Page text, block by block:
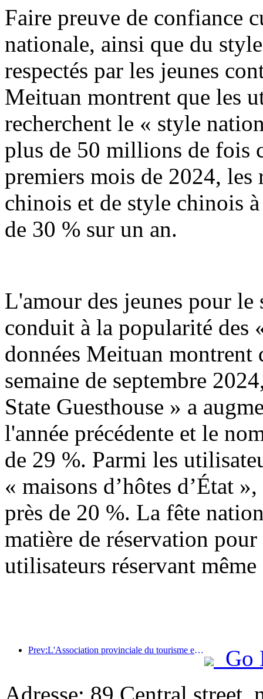
Faire preuve de confiance
nationale, ainsi que du
respectés par les jeunes
Meituan montrent que les
recherchent le « style
plus de 50 millions de fois
premiers mois de 2024, les
chinois et de style chinois
de 30 % sur un an.
L'amour des jeunes pour le
conduit à la popularité des
données Meituan montrent
semaine de septembre
State Guesthouse » a
l'année précédente et le
de 29 %. Parmi les
« maisons d’hôtes d’État
près de 20 %. La fête
matière de réservation
utilisateurs réservant
Prev:L'Association provinciale du tourisme et de l'hôtellerie de Hainan propose de faire des hôtels un refuge temporaire pour les résidents sinistrés
Go
Adresse: 89 Central street,